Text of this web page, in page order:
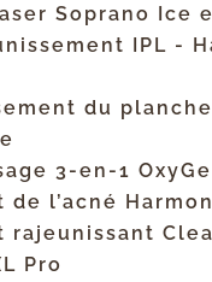
Soprano Ice
IPL -
du
3-en-1
l’acné
rajeunissant
Pro